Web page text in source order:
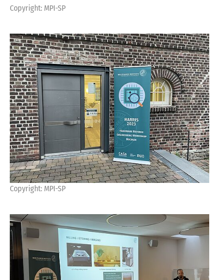
Copyright: MPI-SP
Copyright: MPI-SP